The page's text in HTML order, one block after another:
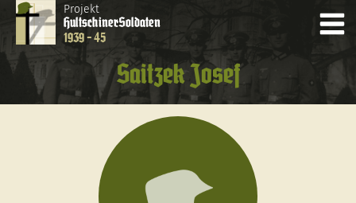
Projekt
HultschinerSoldaten
1939 - 45
Saitzek Josef